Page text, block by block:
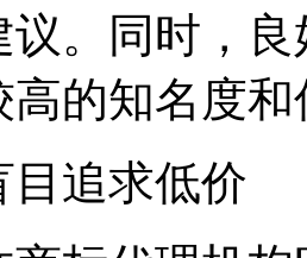
议。同时，
高的知名度
目追求低价